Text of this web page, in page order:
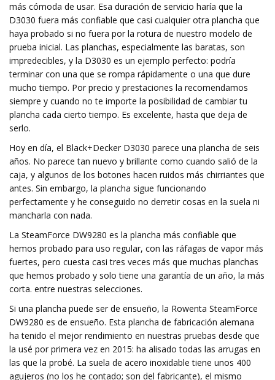
más cómoda de usar. Esa duración de servicio haría que la
D3030 fuera más confiable que casi cualquier otra plancha que
haya probado si no fuera por la rotura de nuestro modelo de
prueba inicial. Las planchas, especialmente las baratas, son
impredecibles, y la D3030 es un ejemplo perfecto: podría
terminar con una que se rompa rápidamente o una que dure
mucho tiempo. Por precio y prestaciones la recomendamos
siempre y cuando no te importe la posibilidad de cambiar tu
plancha cada cierto tiempo. Es excelente, hasta que deja de
serlo.
Hoy en día, el Black+Decker D3030 parece una plancha de seis
años. No parece tan nuevo y brillante como cuando salió de la
caja, y algunos de los botones hacen ruidos más chirriantes que
antes. Sin embargo, la plancha sigue funcionando
perfectamente y he conseguido no derretir cosas en la suela ni
mancharla con nada.
La SteamForce DW9280 es la plancha más confiable que
hemos probado para uso regular, con las ráfagas de vapor más
fuertes, pero cuesta casi tres veces más que muchas planchas
que hemos probado y solo tiene una garantía de un año, la más
corta. entre nuestras selecciones.
Si una plancha puede ser de ensueño, la Rowenta SteamForce
DW9280 es de ensueño. Esta plancha de fabricación alemana
ha tenido el mejor rendimiento en nuestras pruebas desde que
la usé por primera vez en 2015: ha alisado todas las arrugas en
las que la probé. La suela de acero inoxidable tiene unos 400
agujeros (no los he contado; son del fabricante), el mismo